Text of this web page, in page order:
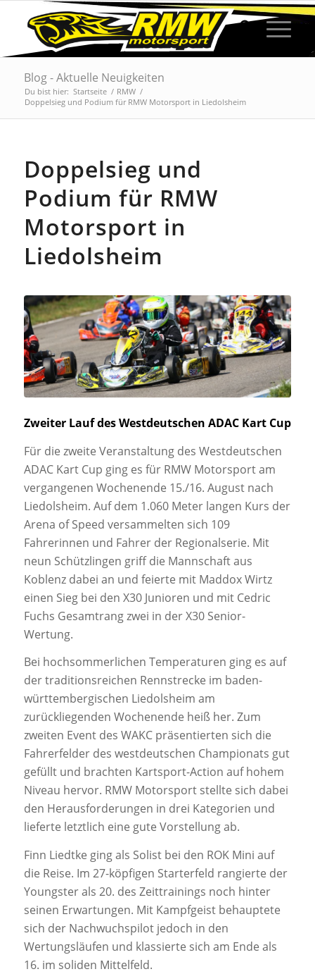
Blog - Aktuelle Neuigkeiten
Du bist hier: Startseite / RMW /
Doppelsieg und Podium für RMW Motorsport in Liedolsheim
Doppelsieg und
Podium für RMW
Motorsport in
Liedolsheim
Zweiter Lauf des Westdeutschen ADAC Kart Cup
Für die zweite Veranstaltung des Westdeutschen
ADAC Kart Cup ging es für RMW Motorsport am
vergangenen Wochenende 15./16. August nach
Liedolsheim. Auf dem 1.060 Meter langen Kurs der
Arena of Speed versammelten sich 109
Fahrerinnen und Fahrer der Regionalserie. Mit
neun Schützlingen griff die Mannschaft aus
Koblenz dabei an und feierte mit Maddox Wirtz
einen Sieg bei den X30 Junioren und mit Cedric
Fuchs Gesamtrang zwei in der X30 Senior-
Wertung.
Bei hochsommerlichen Temperaturen ging es auf
der traditionsreichen Rennstrecke im baden-
württembergischen Liedolsheim am
zurückliegenden Wochenende heiß her. Zum
zweiten Event des WAKC präsentierten sich die
Fahrerfelder des westdeutschen Championats gut
gefüllt und brachten Kartsport-Action auf hohem
Niveau hervor. RMW Motorsport stellte sich dabei
den Herausforderungen in drei Kategorien und
lieferte letztlich eine gute Vorstellung ab.
Finn Liedtke ging als Solist bei den ROK Mini auf
die Reise. Im 27-köpfigen Starterfeld rangierte der
Youngster als 20. des Zeittrainings noch hinter
seinen Erwartungen. Mit Kampfgeist behauptete
sich der Nachwuchspilot jedoch in den
Wertungsläufen und klassierte sich am Ende als
16. im soliden Mittelfeld.